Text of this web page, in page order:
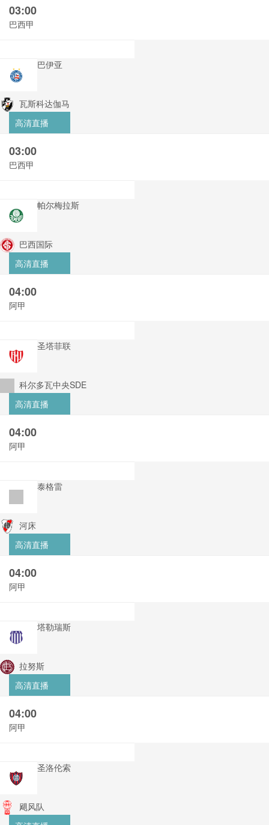
03:00
巴西甲
巴伊亚
瓦斯科达伽马
高清直播
03:00
巴西甲
帕尔梅拉斯
巴西国际
高清直播
04:00
阿甲
圣塔菲联
科尔多瓦中央SDE
高清直播
04:00
阿甲
泰格雷
河床
高清直播
04:00
阿甲
塔勒瑞斯
拉努斯
高清直播
04:00
阿甲
圣洛伦索
飓风队